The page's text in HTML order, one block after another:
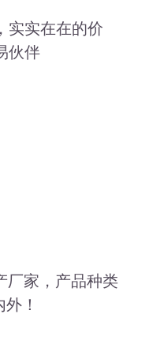
实实在在的价
伙伴
厂家，产品种类
！